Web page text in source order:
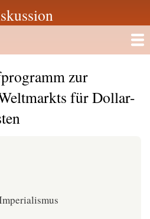
Direkt
zum
zur
für Dollar-